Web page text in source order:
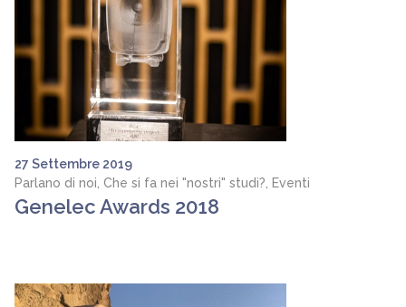
27 Settembre 2019
Parlano di noi, Che si fa nei "nostri" studi?, Eventi
Genelec Awards 2018